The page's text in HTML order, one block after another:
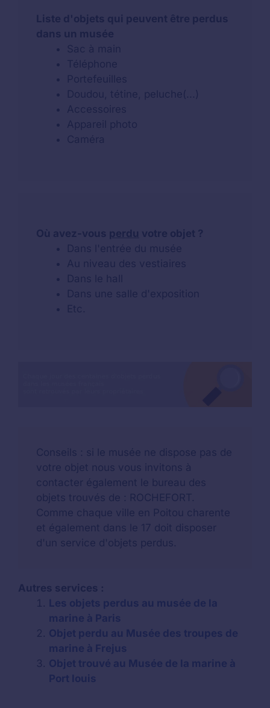
Liste d'objets qui peuvent être perdus
dans un musée
Sac à main
Téléphone
Portefeuilles
Doudou, tétine, peluche(...)
Accessoires
Appareil photo
Caméra
Où avez-vous perdu votre objet ?
Dans l'entrée du musée
Au niveau des vestiaires
Dans le hall
Dans une salle d'exposition
Etc.
Conseils : si le musée ne dispose pas de
votre objet nous vous invitons à
contacter également le bureau des
objets trouvés de : ROCHEFORT.
Comme chaque ville en Poitou charente
et également dans le 17 doit disposer
d'un service d'objets perdus.
Autres services :
Les objets perdus au musée de la
marine à Paris
Objet perdu au Musée des troupes de
marine à Frejus
Objet trouvé au Musée de la marine à
Port louis